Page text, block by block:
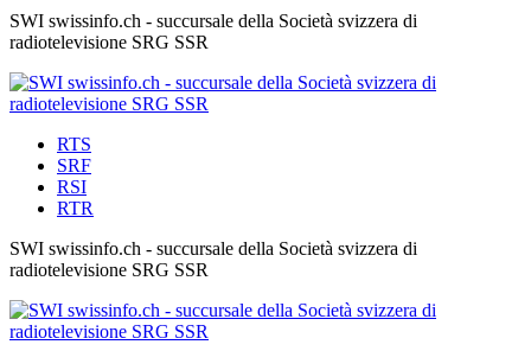
SWI swissinfo.ch - succursale della Società svizzera di
radiotelevisione SRG SSR
RTS
SRF
RSI
RTR
SWI swissinfo.ch - succursale della Società svizzera di
radiotelevisione SRG SSR